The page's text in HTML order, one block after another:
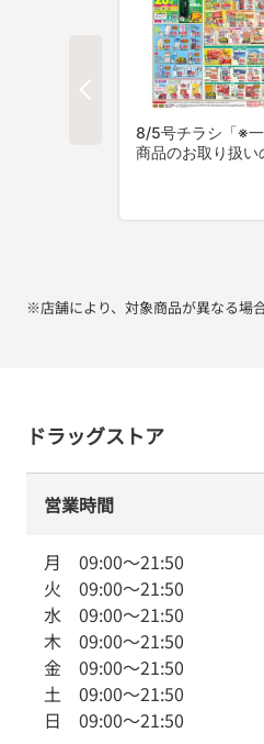
※店舗により、対象商品が異なる場
ドラッグストア
営業時間
月 09:00～21:50
火 09:00～21:50
水 09:00～21:50
木 09:00～21:50
金 09:00～21:50
土 09:00～21:50
日 09:00～21:50